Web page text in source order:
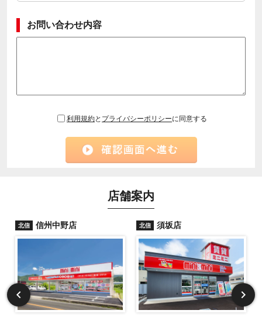
お問い合わせ内容
利用規約と プライバシーポリシーに同意する
店舗案内
北信 信州中野店 北信 須坂店